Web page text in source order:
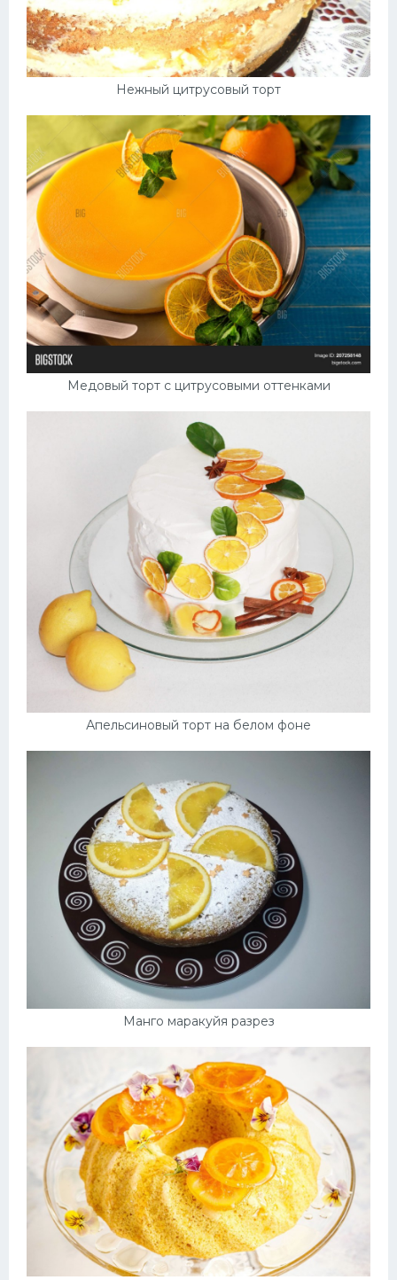
Нежный цитрусовый торт
Медовый торт с цитрусовыми оттенками
Апельсиновый торт на белом фоне
Манго маракуйя разрез